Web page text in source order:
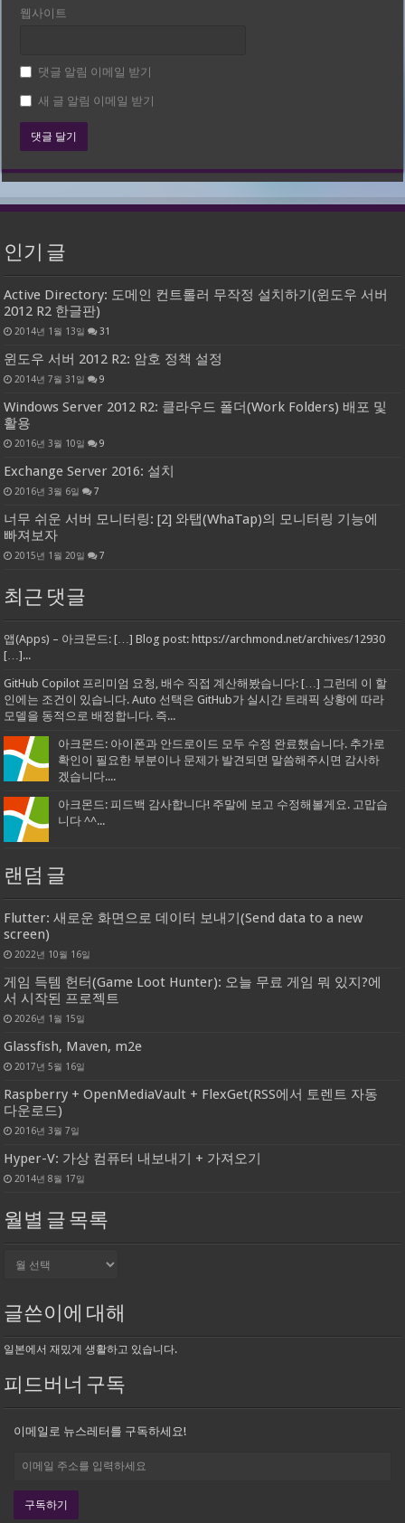
웹사이트
댓글 알림 이메일 받기
새 글 알림 이메일 받기
인기 글
Active Directory: 도메인 컨트롤러 무작정 설치하기(윈도우 서버
2012 R2 한글판)
2014년 1월 13일 31
윈도우 서버 2012 R2: 암호 정책 설정
2014년 7월 31일 9
Windows Server 2012 R2: 클라우드 폴더(Work Folders) 배포 및
활용
2016년 3월 10일 9
Exchange Server 2016: 설치
2016년 3월 6일 7
너무 쉬운 서버 모니터링: [2] 와탭(WhaTap)의 모니터링 기능에
빠져보자
2015년 1월 20일 7
최근 댓글
앱(Apps) – 아크몬드: […] Blog post: https://archmond.net/archives/12930
[…]...
GitHub Copilot 프리미엄 요청, 배수 직접 계산해봤습니다: […] 그런데 이 할
인에는 조건이 있습니다. Auto 선택은 GitHub가 실시간 트래픽 상황에 따라
모델을 동적으로 배정합니다. 즉...
아크몬드: 아이폰과 안드로이드 모두 수정 완료했습니다. 추가로
확인이 필요한 부분이나 문제가 발견되면 말씀해주시면 감사하
겠습니다....
아크몬드: 피드백 감사합니다! 주말에 보고 수정해볼게요. 고맙습
니다 ^^...
랜덤 글
Flutter: 새로운 화면으로 데이터 보내기(Send data to a new
screen)
2022년 10월 16일
게임 득템 헌터(Game Loot Hunter): 오늘 무료 게임 뭐 있지?에
서 시작된 프로젝트
2026년 1월 15일
Glassfish, Maven, m2e
2017년 5월 16일
Raspberry + OpenMediaVault + FlexGet(RSS에서 토렌트 자동
다운로드)
2016년 3월 7일
Hyper-V: 가상 컴퓨터 내보내기 + 가져오기
2014년 8월 17일
월별 글 목록
목
록
글쓴이에 대해
일본에서 재밌게 생활하고 있습니다.
피드버너 구독
이메일로 뉴스레터를 구독하세요!